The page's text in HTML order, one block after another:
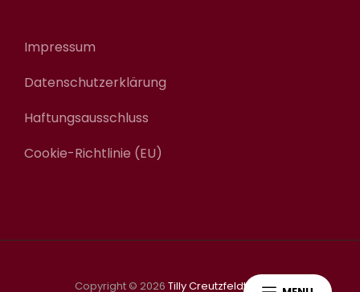
Impressum
Datenschutzerklärung
Haftungsausschluss
Cookie-Richtlinie (EU)
Copyright © 2026 Tilly Creutzfeldt-Jakob